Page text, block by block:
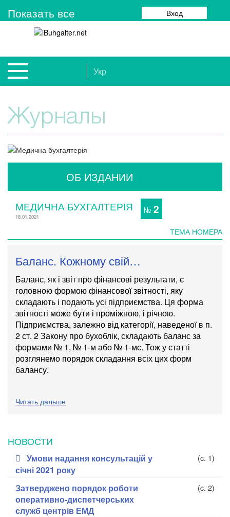
Показать все Вход
Укр
Журналы
ОБ ИЗДАНИИ
МЕДИЧНА БУХГАЛТЕРІЯ
18.01.2021
№ 2
ТЕМА НОМЕРА
Баланс. Кожному свій…
Баланс, як і звіт про фінансові результати, є
головною формою фінансової звітності, яку
складають і подають усі підприємства. Ця форма
звітності може бути і проміжною, і річною.
Підприємства, залежно від категорії, наведеної в п.
2 ст. 2 Закону про бухоблік, складають баланс за
формами № 1, № 1-м або № 1-мс. Тож у статті
розглянемо порядок складання всіх цих форм
балансу.
Читать дальше
НОВОСТИ
Умови надання консультацій у
січні 2021 року
(c. 1)
Затверджено порядок роботи
оперативно-диспетчерських
служб центрів ЕМД
(c. 2)